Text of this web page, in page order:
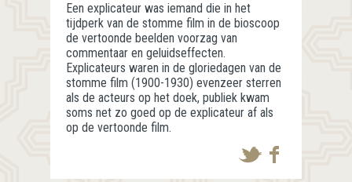
Een explicateur was iemand die in het
tijdperk van de stomme film in de bioscoop
de vertoonde beelden voorzag van
commentaar en geluidseffecten.
Explicateurs waren in de gloriedagen van de
stomme film (1900-1930) evenzeer sterren
als de acteurs op het doek, publiek kwam
soms net zo goed op de explicateur af als
op de vertoonde film.